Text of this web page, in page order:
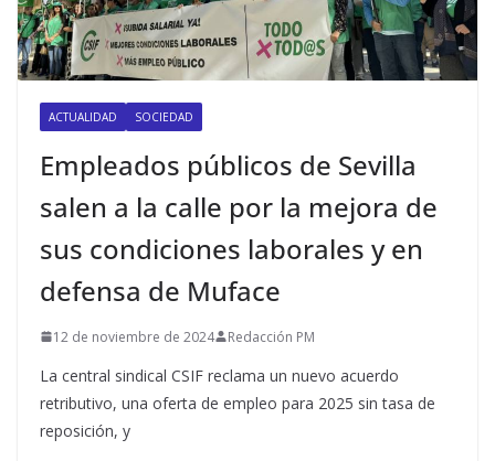
ACTUALIDAD SOCIEDAD
Empleados públicos de Sevilla
salen a la calle por la mejora de
sus condiciones laborales y en
defensa de Muface
12 de noviembre de 2024 Redacción PM
La central sindical CSIF reclama un nuevo acuerdo
retributivo, una oferta de empleo para 2025 sin tasa de
reposición, y